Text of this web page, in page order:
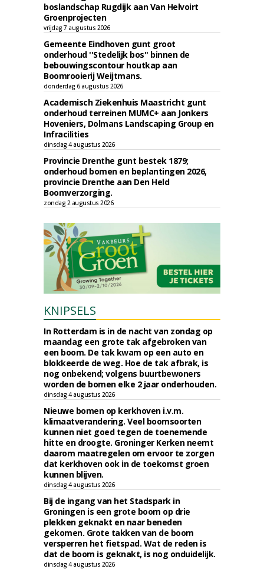
boslandschap Rugdijk aan Van Helvoirt
Groenprojecten
vrijdag 7 augustus 2026
Gemeente Eindhoven gunt groot
onderhoud ''Stedelijk bos'' binnen de
bebouwingscontour houtkap aan
Boomrooierij Weijtmans.
donderdag 6 augustus 2026
Academisch Ziekenhuis Maastricht gunt
onderhoud terreinen MUMC+ aan Jonkers
Hoveniers, Dolmans Landscaping Group en
Infracilities
dinsdag 4 augustus 2026
Provincie Drenthe gunt bestek 1879;
onderhoud bomen en beplantingen 2026,
provincie Drenthe aan Den Held
Boomverzorging.
zondag 2 augustus 2026
KNIPSELS
In Rotterdam is in de nacht van zondag op
maandag een grote tak afgebroken van
een boom. De tak kwam op een auto en
blokkeerde de weg. Hoe de tak afbrak, is
nog onbekend; volgens buurtbewoners
worden de bomen elke 2 jaar onderhouden.
dinsdag 4 augustus 2026
Nieuwe bomen op kerkhoven i.v.m.
klimaatverandering. Veel boomsoorten
kunnen niet goed tegen de toenemende
hitte en droogte. Groninger Kerken neemt
daarom maatregelen om ervoor te zorgen
dat kerkhoven ook in de toekomst groen
kunnen blijven.
dinsdag 4 augustus 2026
Bij de ingang van het Stadspark in
Groningen is een grote boom op drie
plekken geknakt en naar beneden
gekomen. Grote takken van de boom
versperren het fietspad. Wat de reden is
dat de boom is geknakt, is nog onduidelijk.
dinsdag 4 augustus 2026